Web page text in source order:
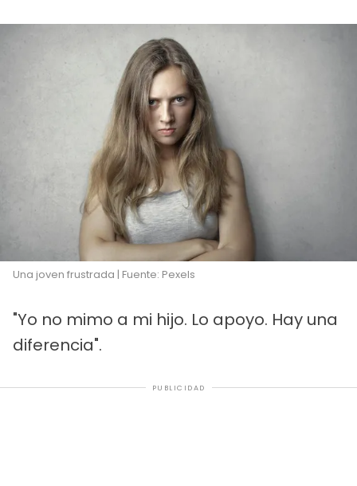
Una joven frustrada | Fuente: Pexels
"Yo no mimo a mi hijo. Lo apoyo. Hay una
diferencia".
PUBLICIDAD